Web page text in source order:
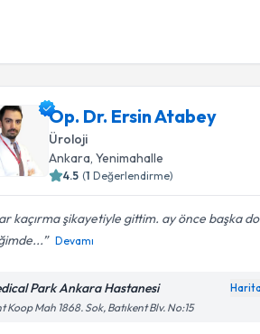
Op. Dr. Ersin Atabey
Üroloji
Ankara, Yenimahalle
4.5 (1 Değerlendirme)
kaçırma şikayetiyle gittim. ay önce başka
Devamı
Park Ankara Hastanesi
Koop Mah 1868. Sok, Batıkent Blv. No:15